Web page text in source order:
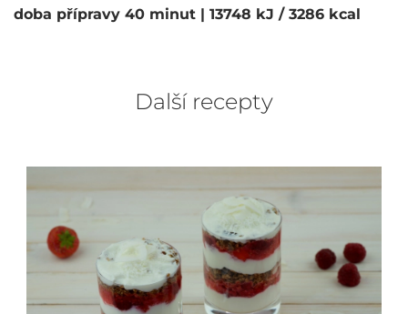
doba přípravy 40 minut | 13748 kJ / 3286 kcal
Další recepty